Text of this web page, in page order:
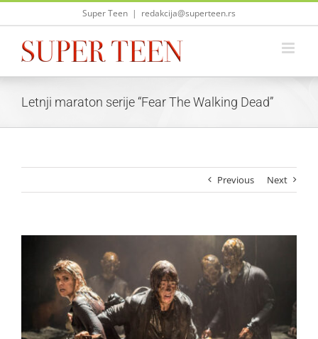
Skip
Super Teen | redakcija@superteen.rs
Letnji maraton serije “Fear The Walking Dead”
Previous Next